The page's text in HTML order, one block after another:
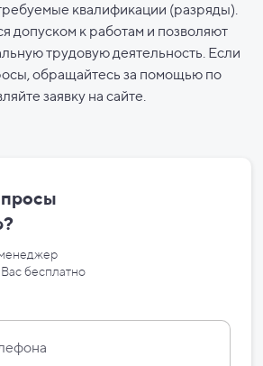
квалификации (разряды).
допуском к работам и позволяют
трудовую деятельность. Если
обращайтесь за помощью по
заявку на сайте.
менеджер
бесплатно